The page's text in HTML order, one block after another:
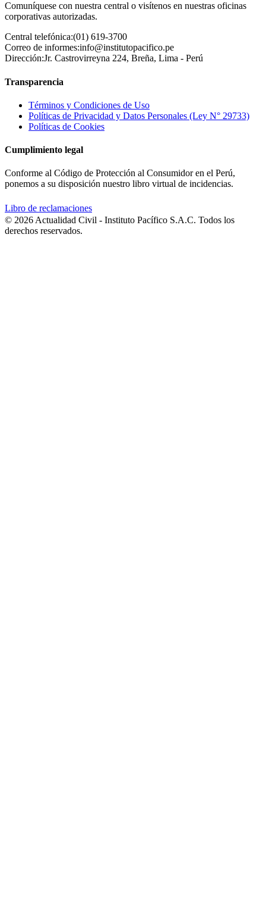
Comuníquese con nuestra central o visítenos en nuestras oficinas
corporativas autorizadas.
Central telefónica:(01) 619-3700
Correo de informes:info@institutopacifico.pe
Dirección:Jr. Castrovirreyna 224, Breña, Lima - Perú
Transparencia
Términos y Condiciones de Uso
Políticas de Privacidad y Datos Personales (Ley N° 29733)
Políticas de Cookies
Cumplimiento legal
Conforme al Código de Protección al Consumidor en el Perú,
ponemos a su disposición nuestro libro virtual de incidencias.
Libro de reclamaciones
© 2026 Actualidad Civil - Instituto Pacífico S.A.C. Todos los
derechos reservados.